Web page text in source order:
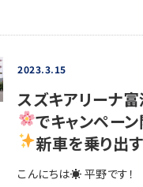
2023.3.15
スズキアリーナ
でキャンペー
新車を乗り出
こんにちは☀ 平野です！